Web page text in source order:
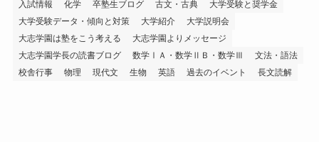
入試情報
化学 卒塾生ブログ 古文・古典
大学受験と奨学金
大学受験データ・傾向と対策
大学紹介
大学説明会
大志学園は塾をこう考える
大志学園よりメッセージ
大志学園学長の読書ブログ
数学ⅠＡ・数学ⅡＢ・数学Ⅲ
文法・語法
校舎行事
物理 現代文 生物 英語 過去のイベント 長文読解